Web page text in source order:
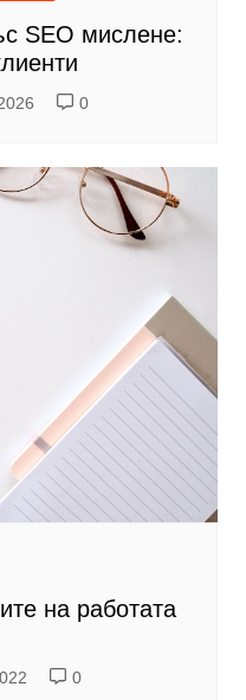
SEO мислене:
0
на работата
0